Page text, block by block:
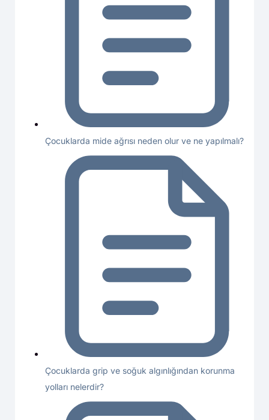
Çocuklarda mide ağrısı neden olur ve ne yapılmalı?
Çocuklarda grip ve soğuk algınlığından korunma
yolları nelerdir?